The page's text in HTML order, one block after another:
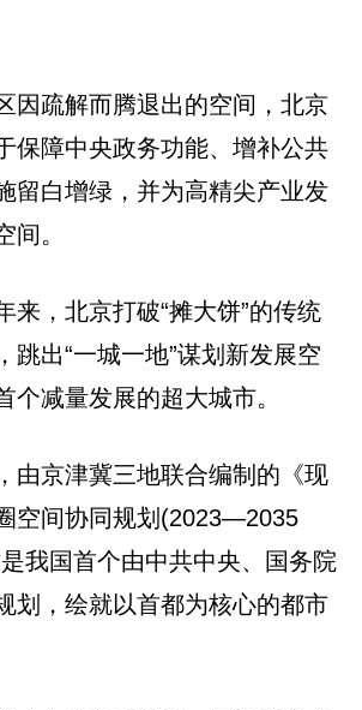
因疏解而腾退出的空间，北京
保障中央政务功能、增补公共
留白增绿，并为高精尖产业发
间。
来，北京打破“摊大饼”的传统
跳出“一城一地”谋划新发展空
个减量发展的超大城市。
由京津冀三地联合编制的《现
空间协同规划(2023—2035
我国首个由中共中央、国务院
划，绘就以首都为核心的都市